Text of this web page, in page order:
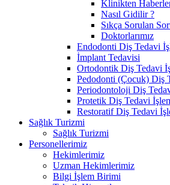
Klinikten
Nasıl Gidilir ?
Sıkça Sorulan
Doktorlarımız
Endodonti Diş Tedavi
İmplant Tedavisi
Ortodontik Diş Tedavi
Pedodonti (Çocuk) Diş
Periodontoloji Diş
Protetik Diş Tedavi
Restoratif Diş Tedavi
Sağlık Turizmi
Sağlık Turizmi
Personellerimiz
Hekimlerimiz
Uzman Hekimlerimiz
Bilgi İşlem Birimi